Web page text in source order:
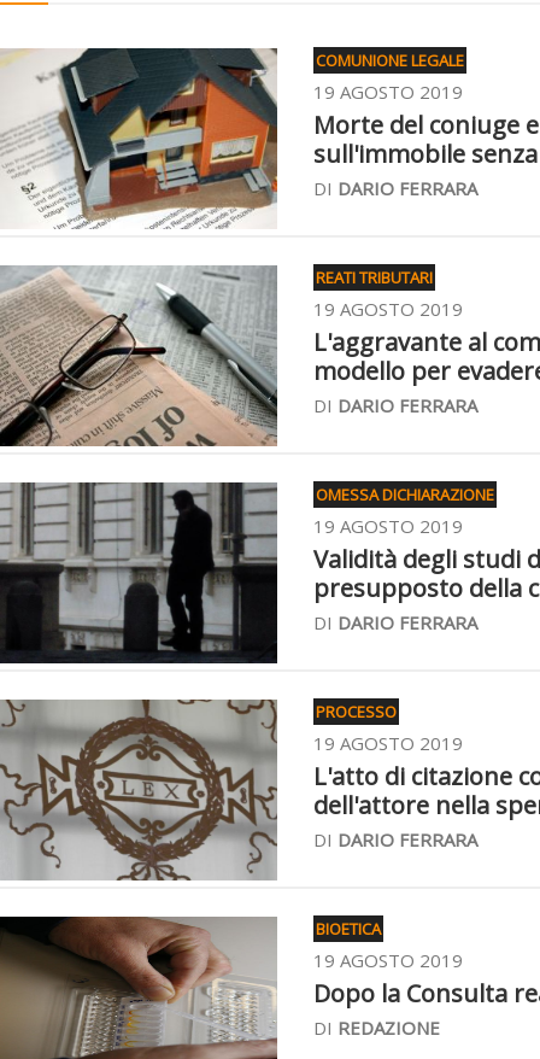
COMUNIONE LEGALE
19 AGOSTO 2019
Morte del coniuge
sull'immobile
DI DARIO FERRARA
REATI TRIBUTARI
19 AGOSTO 2019
L'aggravante al
modello per
DI DARIO FERRARA
OMESSA DICHIARAZIONE
19 AGOSTO 2019
Validità degli studi
presupposto della
DI DARIO FERRARA
PROCESSO
19 AGOSTO 2019
L'atto di citazione
dell'attore nella
DI DARIO FERRARA
BIOETICA
19 AGOSTO 2019
Dopo la Consulta
DI REDAZIONE